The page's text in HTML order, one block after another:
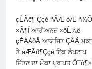
çÈÃð¶ Ççé ñÂÆ òÆ
×Â¶Í ਆਰੀਅਨਜ਼ ×ðÈ¾ê
çÈÁÅðÅ ਆਯੋਜਿਤ ÇÂÃ
ਤੇ åÆÃð¶Ççé ਇੱਕ ਲੈਪਟਾਪ
ਜਿੱਤਣ ਦਾ ਮੌਕਾ ਪ੍ਰਾਪਤ